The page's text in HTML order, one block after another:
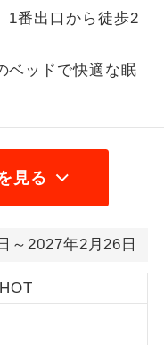
1番出口から徒歩2
ベッドで快適な眠
見る
～2027年2月26日
能な個人型プランで
能な個人型プランで
ご参加いただけるコー
加いただけるコースで
いただけるコースで